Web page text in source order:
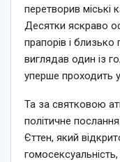
перетворив міські
Десятки яскраво
прапорів і близько
виглядав один із
уперше проходить
Та за святковою
політичне
Єттен, який